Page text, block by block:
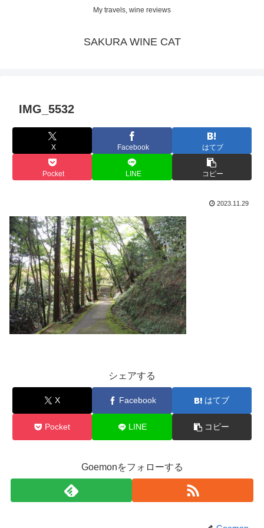
My travels, wine reviews
SAKURA WINE CAT
IMG_5532
X Facebook はてブ
Pocket LINE コピー
2023.11.29
シェアする
X Facebook はてブ
Pocket LINE コピー
Goemonをフォローする